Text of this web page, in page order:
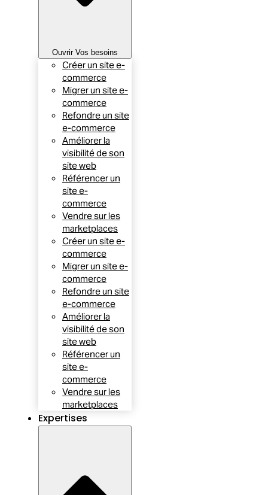
Ouvrir Vos besoins
Créer un site e-
commerce
Migrer un site e-
commerce
Refondre un site
e-commerce
Améliorer la
visibilité de son
site web
Référencer un
site e-
commerce
Vendre sur les
marketplaces
Créer un site e-
commerce
Migrer un site e-
commerce
Refondre un site
e-commerce
Améliorer la
visibilité de son
site web
Référencer un
site e-
commerce
Vendre sur les
marketplaces
Expertises